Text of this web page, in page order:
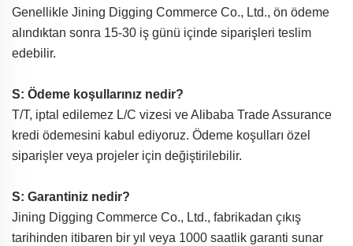
Genellikle Jining Digging Commerce Co., Ltd., ön ödeme
alındıktan sonra 15-30 iş günü içinde siparişleri teslim
edebilir.
S: Ödeme koşullarınız nedir?
T/T, iptal edilemez L/C vizesi ve Alibaba Trade Assurance
kredi ödemesini kabul ediyoruz. Ödeme koşulları özel
siparişler veya projeler için değiştirilebilir.
S: Garantiniz nedir?
Jining Digging Commerce Co., Ltd., fabrikadan çıkış
tarihinden itibaren bir yıl veya 1000 saatlik garanti sunar